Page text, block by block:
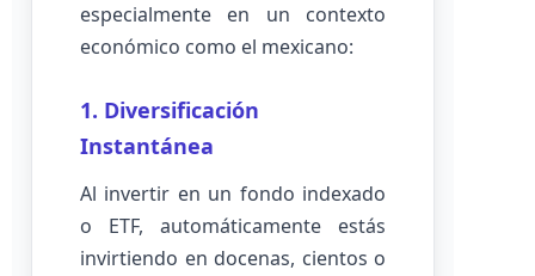
especialmente en un contexto
económico como el mexicano:
1. Diversificación
Instantánea
Al invertir en un fondo indexado
o ETF, automáticamente estás
invirtiendo en docenas, cientos o